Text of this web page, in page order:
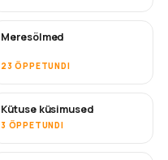
Meresõlmed
23 ÕPPETUNDI
Kütuse küsimused
3 ÕPPETUNDI